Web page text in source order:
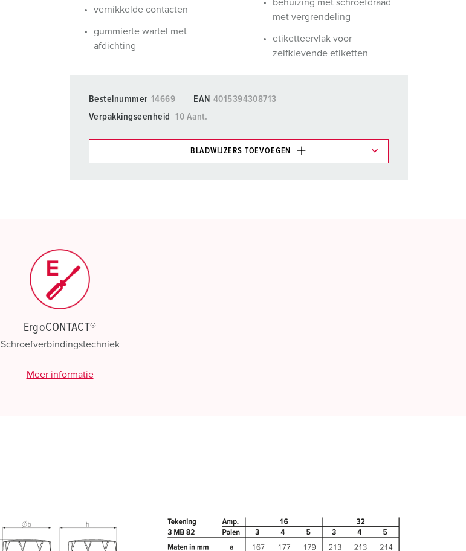
vernikkelde contacten
gummierte wartel met
afdichting
behuizing met schroefdraad
met vergrendeling
etiketteervlak voor
zelfklevende etiketten
Bestelnummer 14669 EAN 4015394308713
Verpakkingseenheid
10 Aant.
BLADWIJZERS TOEVOEGEN
ErgoCONTACT®
Schroefverbindingstechniek
Meer informatie